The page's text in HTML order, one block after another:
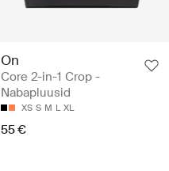
On
Core 2-in-1 Crop -
Nabapluusid
XS S M L XL
55 €